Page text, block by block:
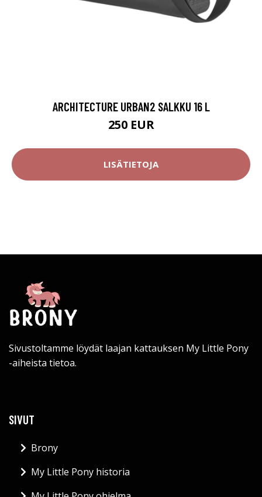
ARCHITECTURE URBAN2 SALKKU 16 L
250 EUR
LISÄTIETOJA
Sivustoltamme löydät laajan kattauksen My Little Pony
-aiheista tietoa.
SIVUT
Brony
My Little Pony historia